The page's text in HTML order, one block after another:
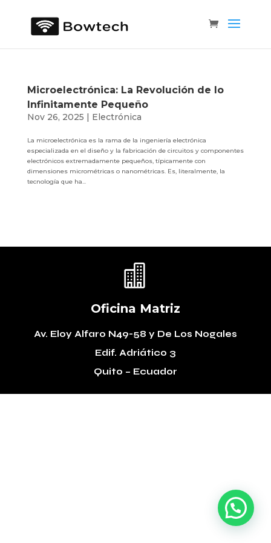
Microelectrónica: La Revolución de lo
Infinitamente Pequeño
Nov 26, 2025 | Electrónica
La microelectrónica es la rama de la ingeniería electrónica
especializada en el diseño y la fabricación de circuitos y componentes
electrónicos extremadamente pequeños, típicamente con
dimensiones micrométricas o nanométricas. Es, literalmente, la
tecnología que ha...

Oficina Matriz
Av. Eloy Alfaro N49-58 y De Los Nogales
Edif. Adriático 3
Quito – Ecuador